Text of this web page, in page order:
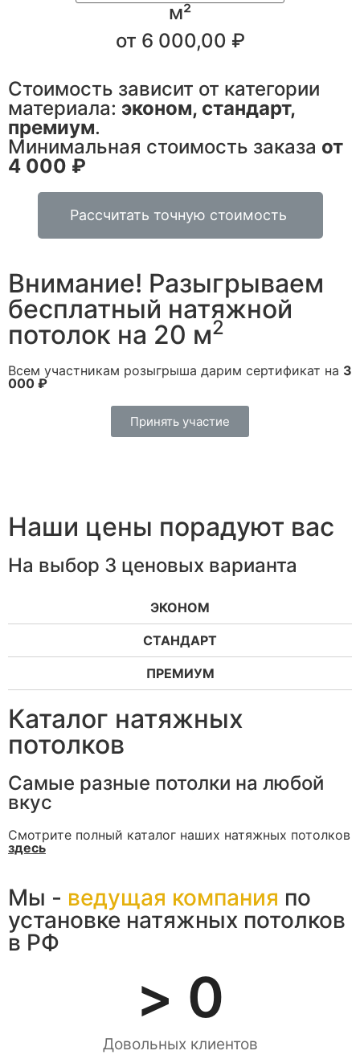
м²
от 6 000,00 ₽
Стоимость зависит от категории
материала: эконом, стандарт,
премиум.
Минимальная стоимость заказа от
4 000 ₽
Рассчитать точную стоимость
Внимание! Разыгрываем
бесплатный натяжной
потолок на 20 м2
Всем участникам розыгрыша дарим сертификат на 3
000 ₽
Принять участие
Наши цены порадуют вас
На выбор 3 ценовых варианта
ЭКОНОМ
СТАНДАРТ
ПРЕМИУМ
Каталог натяжных
потолков
Самые разные потолки на любой
вкус
Смотрите полный каталог наших натяжных потолков
здесь
Мы - ведущая компания по
установке натяжных потолков
в РФ
> 0
Довольных клиентов